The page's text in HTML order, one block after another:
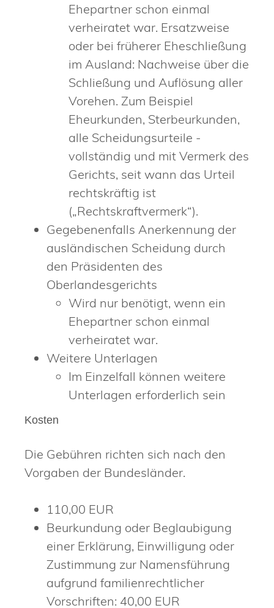
Ehepartner schon einmal
verheiratet war. Ersatzweise
oder bei früherer Eheschließung
im Ausland: Nachweise über die
Schließung und Auflösung aller
Vorehen. Zum Beispiel
Eheurkunden, Sterbeurkunden,
alle Scheidungsurteile -
vollständig und mit Vermerk des
Gerichts, seit wann das Urteil
rechtskräftig ist
(„Rechtskraftvermerk“).
Gegebenenfalls Anerkennung der
ausländischen Scheidung durch
den Präsidenten des
Oberlandesgerichts
Wird nur benötigt, wenn ein
Ehepartner schon einmal
verheiratet war.
Weitere Unterlagen
Im Einzelfall können weitere
Unterlagen erforderlich sein
Kosten
Die Gebühren richten sich nach den
Vorgaben der Bundesländer.
110,00 EUR
Beurkundung oder Beglaubigung
einer Erklärung, Einwilligung oder
Zustimmung zur Namensführung
aufgrund familienrechtlicher
Vorschriften: 40,00 EUR